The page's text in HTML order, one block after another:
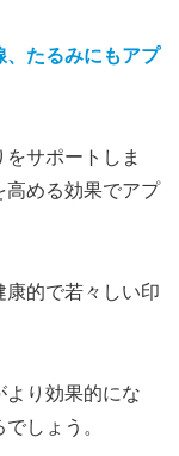
、たるみにもアプ
サポートしま
高める効果でアプ
康的で若々しい印
より効果的にな
しょう。